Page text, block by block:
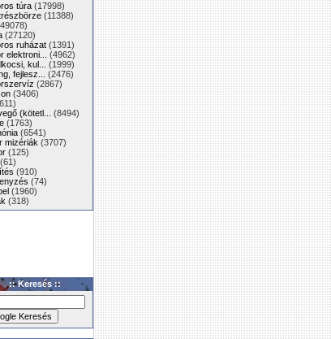
túra (17998)
(11388)
(27120)
ruházat (1391)
elektroni...
(4962)
kul...
(1999)
fejlesz...
(2476)
(2867)
(3406)
(kötetl...
(8494)
(1763)
(6541)
mizériák (3707)
(125)
(61)
(910)
(74)
(1960)
(318)
:: Keresés ::